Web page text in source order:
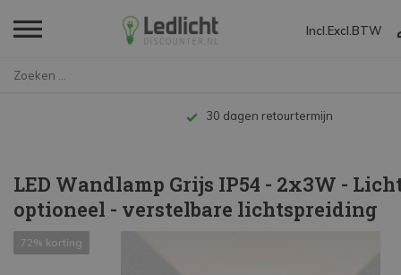
Incl. Excl. BTW
Tot 10 jaar garantie
LED Wandlamp Grijs IP54 - 2x3W -
optioneel - verstelbare lichtspreiding
72% korting